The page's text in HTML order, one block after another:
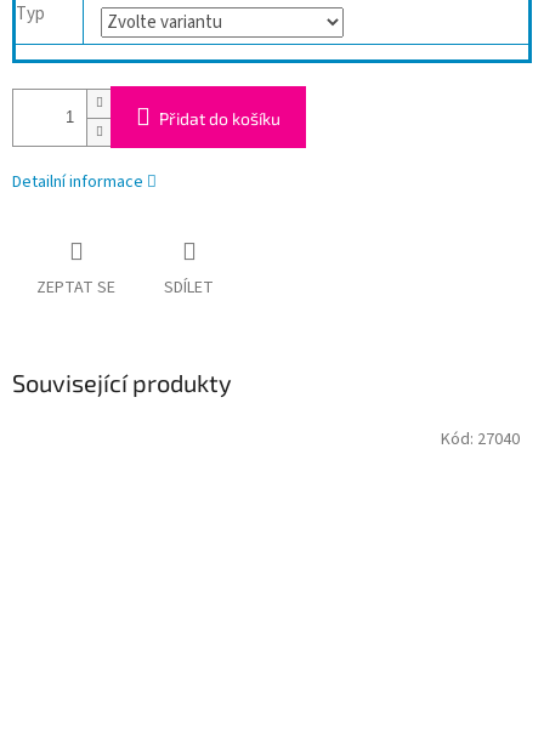
Typ
Přidat do košíku
Detailní informace
ZEPTAT SE SDÍLET
Související produkty
Kód: 27040